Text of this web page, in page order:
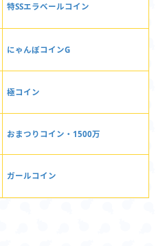
特SSエラベールコイン
にゃんぼコインG
極コイン
おまつりコイン・1500万
ガールコイン